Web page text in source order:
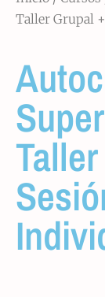
Taller Grupal